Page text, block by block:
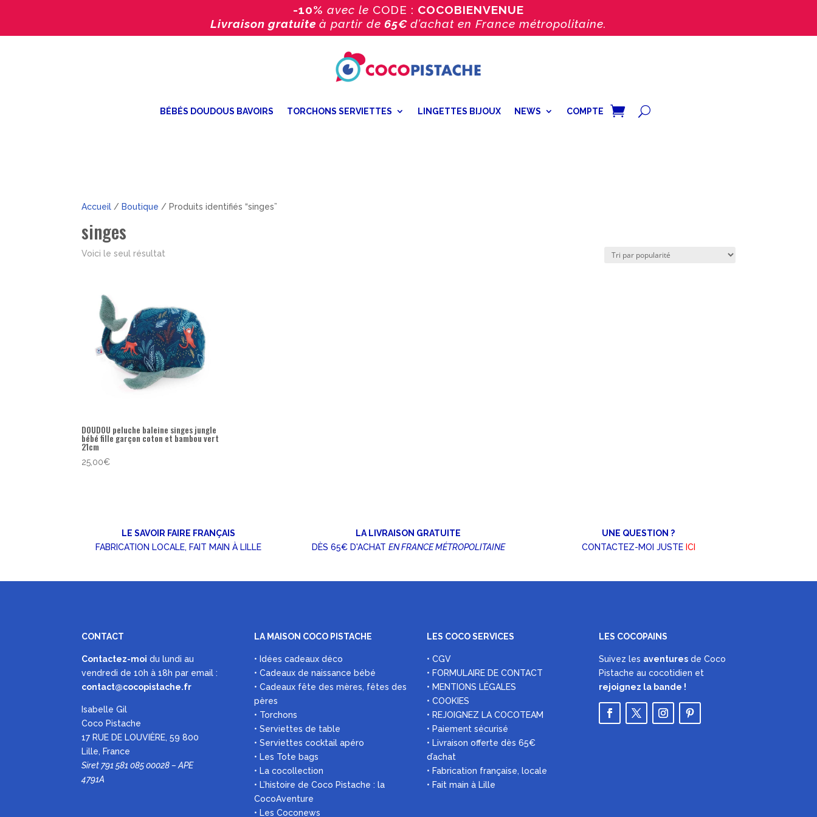
-10% avec le CODE : COCOBIENVENUE
Livraison gratuite à partir de 65€ d’achat en France métropolitaine.
BÉBÉS DOUDOUS BAVOIRS TORCHONS SERVIETTES LINGETTES BIJOUX NEWS COMPTE
Accueil / Boutique / Produits identifiés “singes”
singes
Voici le seul résultat
DOUDOU peluche baleine singes jungle
bébé fille garçon coton et bambou vert
21cm
25,00€
LE SAVOIR FAIRE FRANÇAIS
FABRICATION LOCALE, FAIT MAIN À LILLE
LA LIVRAISON GRATUITE
DÈS 65€ D'ACHAT EN FRANCE MÉTROPOLITAINE
UNE QUESTION ?
CONTACTEZ-MOI JUSTE ICI
CONTACT
Contactez-moi du lundi au
vendredi de 10h à 18h par email :
contact@cocopistache.fr
Isabelle Gil
Coco Pistache
17 RUE DE LOUVIÈRE, 59 800
Lille, France
Siret 791 581 085 00028 – APE
4791A
LA MAISON COCO PISTACHE
• Idées cadeaux déco
• Cadeaux de naissance bébé
• Cadeaux fête des mères, fêtes des
pères
• Torchons
• Serviettes de table
• Serviettes cocktail apéro
• Les Tote bags
• La cocollection
• L’histoire de Coco Pistache : la
CocoAventure
• Les Coconews
LES COCO SERVICES
• CGV
• FORMULAIRE DE CONTACT
• MENTIONS LÉGALES
• COOKIES
• REJOIGNEZ LA COCOTEAM
• Paiement sécurisé
• Livraison offerte dès 65€
d’achat
• Fabrication française, locale
• Fait main à Lille
LES COCOPAINS
Suivez les aventures de Coco
Pistache au cocotidien et
rejoignez la bande !